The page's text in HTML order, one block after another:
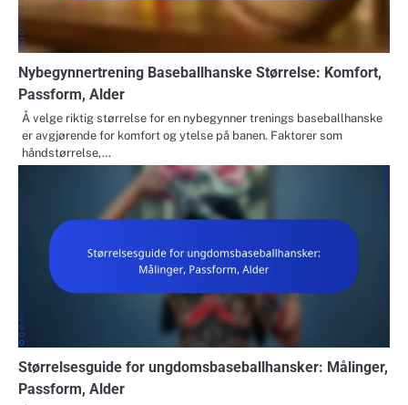
Nybegynnertrening Baseballhanske Størrelse: Komfort,
Passform, Alder
Å velge riktig størrelse for en nybegynner trenings baseballhanske
er avgjørende for komfort og ytelse på banen. Faktorer som
håndstørrelse,…
Størrelsesguide for ungdomsbaseballhansker: Målinger,
Passform, Alder